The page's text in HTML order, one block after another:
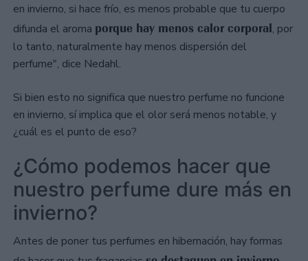
en invierno, si hace frío, es menos probable que tu cuerpo
difunda el aroma porque hay menos calor corporal, por
lo tanto, naturalmente hay menos dispersión del
perfume", dice Nedahl.
Si bien esto no significa que nuestro perfume no funcione
en invierno, sí implica que el olor será menos notable, y
¿cuál es el punto de eso?
¿Cómo podemos hacer que
nuestro perfume dure más en
invierno?
Antes de poner tus perfumes en hibernación, hay formas